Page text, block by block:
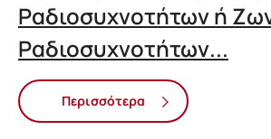
Ραδιοσυχνοτήτων ή
Ραδιοσυχνοτήτων...
Περισσότερα